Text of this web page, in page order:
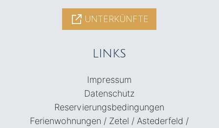
UNTERKÜNFTE
LINKS
Impressum
Datenschutz
Reservierungsbedingungen
Ferienwohnungen / Zetel / Astederfeld /